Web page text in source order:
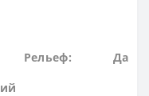
Рельеф: Да
ий